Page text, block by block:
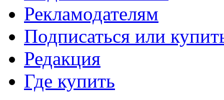
Рекламодателям
Подписаться или
Редакция
Где купить